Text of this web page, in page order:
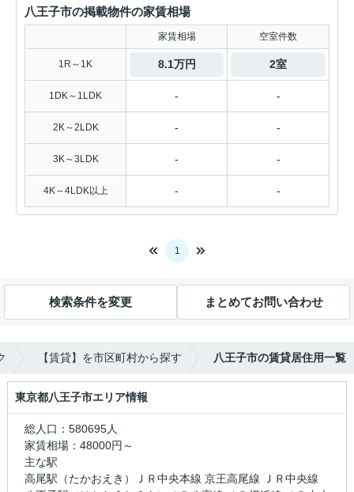
八王子市の掲載物件の家賃相場
家賃相場 空室件数
1R～1K 8.1万円 2室
1DK～1LDK - -
2K～2LDK - -
3K～3LDK - -
4K～4LDK以上 - -
1
検索条件を変更 まとめてお問い合わせ
【賃貸】を市区町村から探す 八王子市の賃貸居住用一覧
東京都八王子市エリア情報
総人口：580695人
家賃相場：48000円～
主な駅
高尾駅（たかおえき）ＪＲ中央本線 京王高尾線 ＪＲ中央線